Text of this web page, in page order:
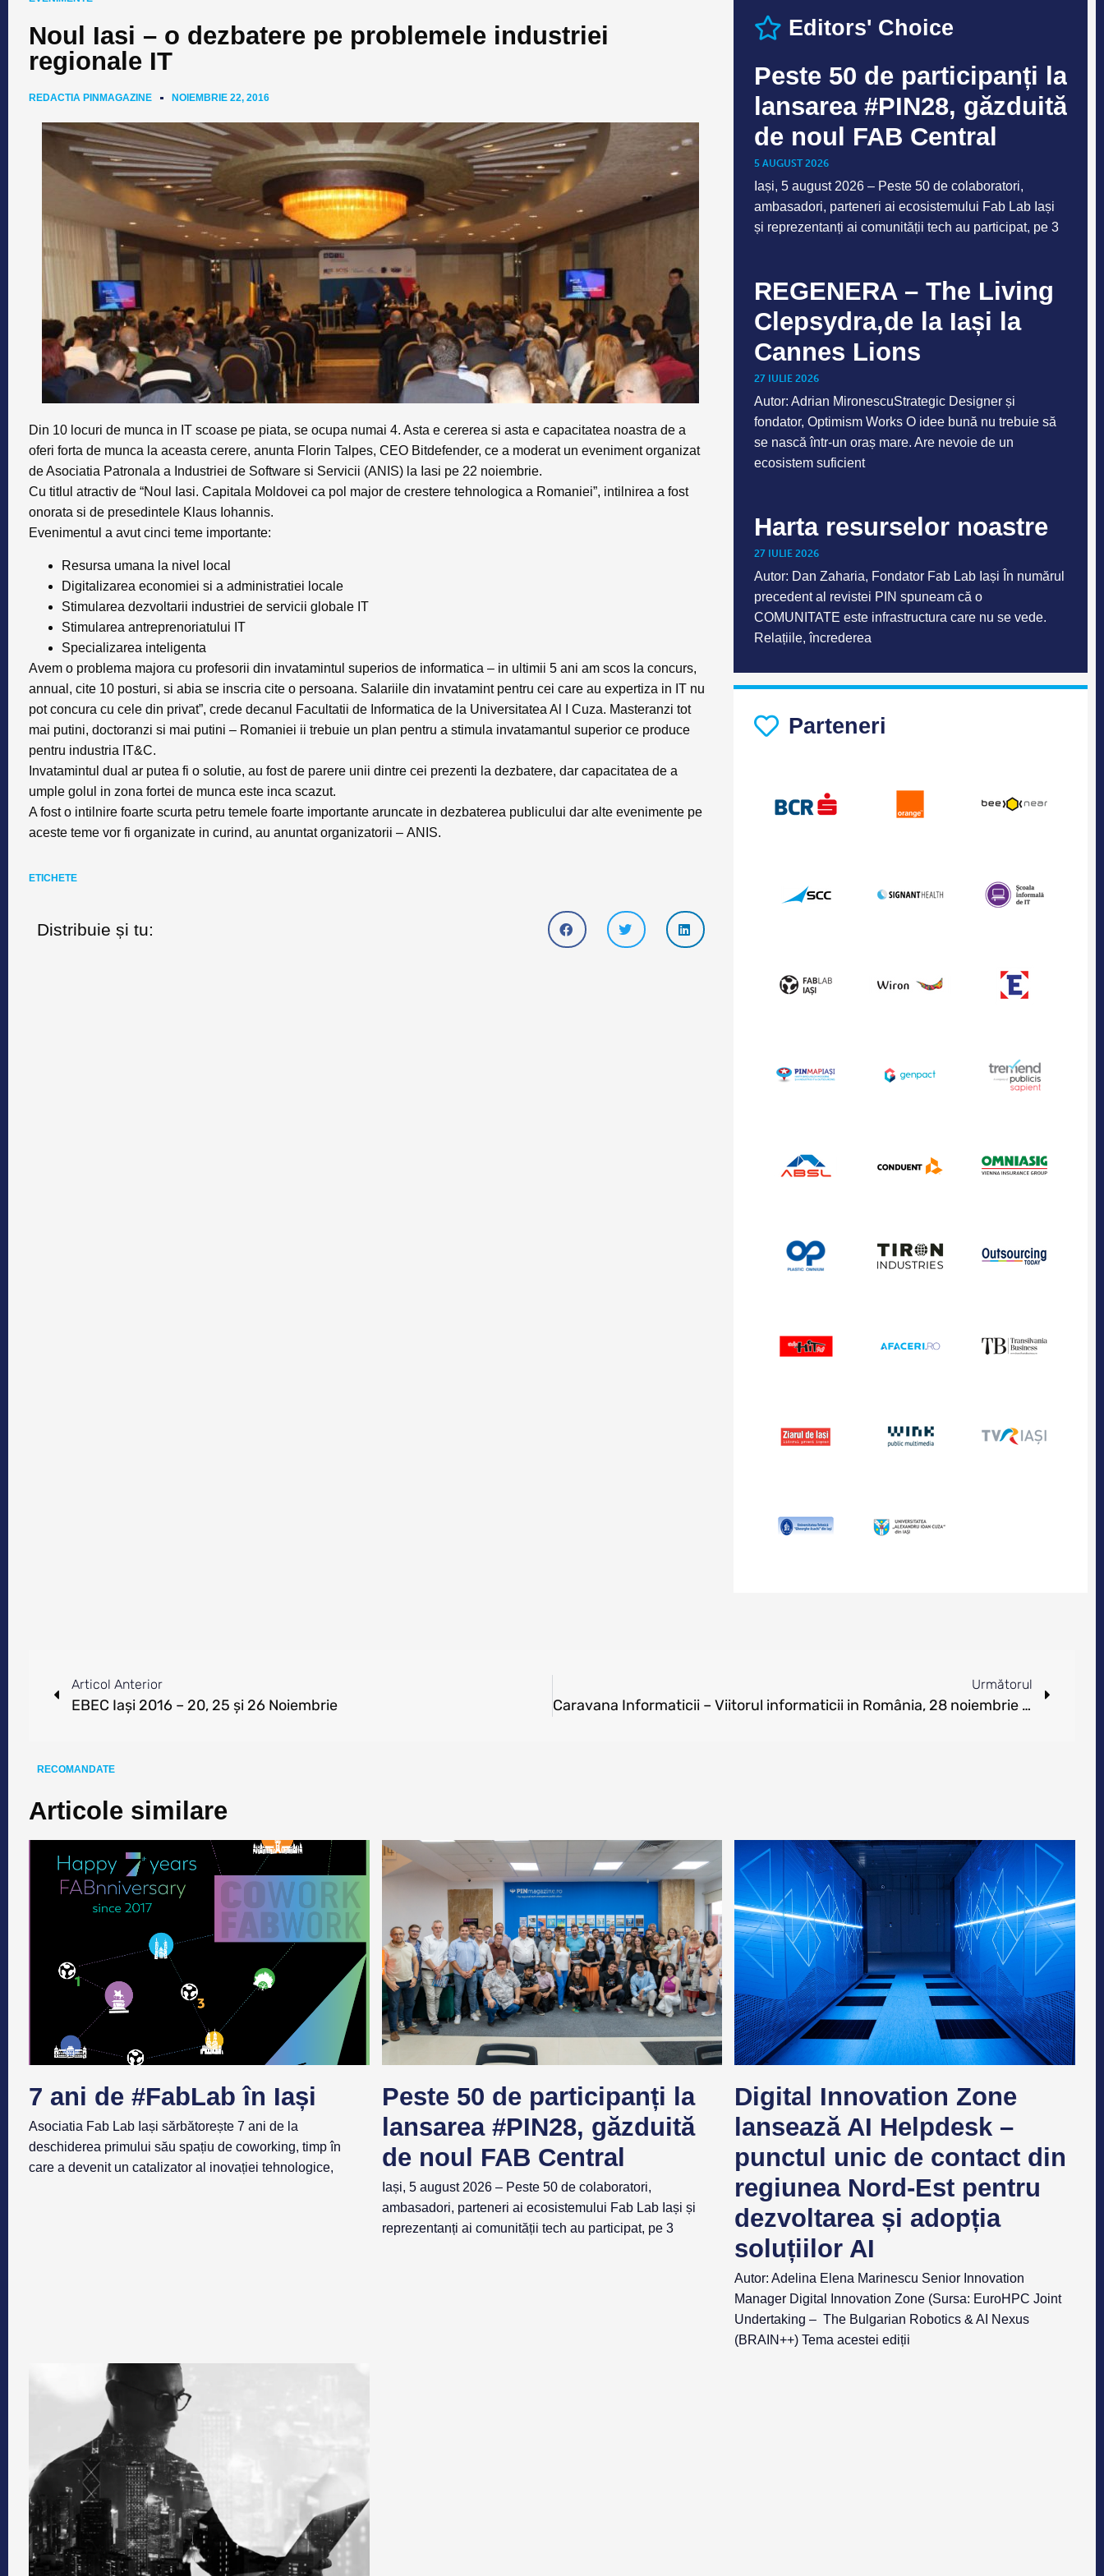
Noul Iasi – o dezbatere pe problemele industriei
regionale IT
REDACTIA PINMAGAZINE NOIEMBRIE 22, 2016
Din 10 locuri de munca in IT scoase pe piata, se ocupa numai 4. Asta e cererea si asta e capacitatea noastra de a
oferi forta de munca la aceasta cerere, anunta Florin Talpes, CEO Bitdefender, ce a moderat un eveniment organizat
de Asociatia Patronala a Industriei de Software si Servicii (ANIS) la Iasi pe 22 noiembrie.
Cu titlul atractiv de “Noul Iasi. Capitala Moldovei ca pol major de crestere tehnologica a Romaniei”, intilnirea a fost
onorata si de presedintele Klaus Iohannis.
Evenimentul a avut cinci teme importante:
Resursa umana la nivel local
Digitalizarea economiei si a administratiei locale
Stimularea dezvoltarii industriei de servicii globale IT
Stimularea antreprenoriatului IT
Specializarea inteligenta
Avem o problema majora cu profesorii din invatamintul superios de informatica – in ultimii 5 ani am scos la concurs,
annual, cite 10 posturi, si abia se inscria cite o persoana. Salariile din invatamint pentru cei care au expertiza in IT nu
pot concura cu cele din privat”, crede decanul Facultatii de Informatica de la Universitatea Al I Cuza. Masteranzi tot
mai putini, doctoranzi si mai putini – Romaniei ii trebuie un plan pentru a stimula invatamantul superior ce produce
pentru industria IT&C.
Invatamintul dual ar putea fi o solutie, au fost de parere unii dintre cei prezenti la dezbatere, dar capacitatea de a
umple golul in zona fortei de munca este inca scazut.
A fost o intilnire foarte scurta petru temele foarte importante aruncate in dezbaterea publicului dar alte evenimente pe
aceste teme vor fi organizate in curind, au anuntat organizatorii – ANIS.
ETICHETE
Distribuie și tu:
Editors' Choice
Peste 50 de participanți la
lansarea #PIN28, găzduită
de noul FAB Central
5 AUGUST 2026
Iași, 5 august 2026 – Peste 50 de colaboratori,
ambasadori, parteneri ai ecosistemului Fab Lab Iași
și reprezentanți ai comunității tech au participat, pe 3
REGENERA – The Living
Clepsydra,de la Iași la
Cannes Lions
27 IULIE 2026
Autor: Adrian MironescuStrategic Designer și
fondator, Optimism Works O idee bună nu trebuie să
se nască într-un oraș mare. Are nevoie de un
ecosistem suficient
Harta resurselor noastre
27 IULIE 2026
Autor: Dan Zaharia, Fondator Fab Lab Iași În numărul
precedent al revistei PIN spuneam că o
COMUNITATE este infrastructura care nu se vede.
Relațiile, încrederea
Parteneri
Articol Anterior
EBEC Iaşi 2016 – 20, 25 şi 26 Noiembrie
Următorul
Caravana Informaticii – Viitorul informaticii in România, 28 noiembrie 2016, Iași
RECOMANDATE
Articole similare
7 ani de #FabLab în Iași
Asociatia Fab Lab Iași sărbătorește 7 ani de la
deschiderea primului său spațiu de coworking, timp în
care a devenit un catalizator al inovației tehnologice,
Peste 50 de participanți la
lansarea #PIN28, găzduită
de noul FAB Central
Iași, 5 august 2026 – Peste 50 de colaboratori,
ambasadori, parteneri ai ecosistemului Fab Lab Iași și
reprezentanți ai comunității tech au participat, pe 3
Digital Innovation Zone
lansează AI Helpdesk –
punctul unic de contact din
regiunea Nord-Est pentru
dezvoltarea și adopția
soluțiilor AI
Autor: Adelina Elena Marinescu Senior Innovation
Manager Digital Innovation Zone (Sursa: EuroHPC Joint
Undertaking – The Bulgarian Robotics & AI Nexus
(BRAIN++) Tema acestei ediții